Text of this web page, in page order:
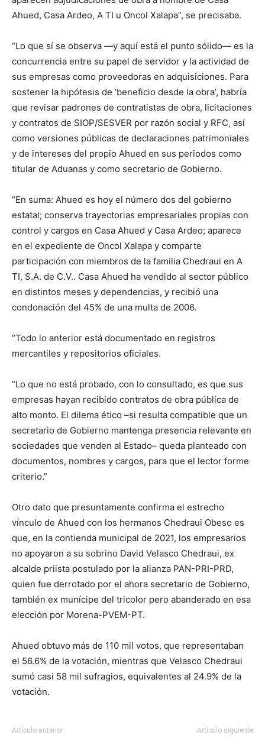
Ahued, Casa Ardeo, A TI u Oncol Xalapa”, se precisaba.
“Lo que sí se observa —y aquí está el punto sólido— es la
concurrencia entre su papel de servidor y la actividad de
sus empresas como proveedoras en adquisiciones. Para
sostener la hipótesis de ‘beneficio desde la obra’, habría
que revisar padrones de contratistas de obra, licitaciones
y contratos de SIOP/SESVER por razón social y RFC, así
como versiones públicas de declaraciones patrimoniales
y de intereses del propio Ahued en sus periodos como
titular de Aduanas y como secretario de Gobierno.
“En suma: Ahued es hoy el número dos del gobierno
estatal; conserva trayectorias empresariales propias con
control y cargos en Casa Ahued y Casa Ardeo; aparece
en el expediente de Oncol Xalapa y comparte
participación con miembros de la familia Chedraui en A
TI, S.A. de C.V.. Casa Ahued ha vendido al sector público
en distintos meses y dependencias, y recibió una
condonación del 45% de una multa de 2006.
“Todo lo anterior está documentado en registros
mercantiles y repositorios oficiales.
“Lo que no está probado, con lo consultado, es que sus
empresas hayan recibido contratos de obra pública de
alto monto. El dilema ético –si resulta compatible que un
secretario de Gobierno mantenga presencia relevante en
sociedades que venden al Estado– queda planteado con
documentos, nombres y cargos, para que el lector forme
criterio.”
Otro dato que presuntamente confirma el estrecho
vínculo de Ahued con los hermanos Chedraui Obeso es
que, en la contienda municipal de 2021, los empresarios
no apoyaron a su sobrino David Velasco Chedraui, ex
alcalde priista postulado por la alianza PAN-PRI-PRD,
quien fue derrotado por el ahora secretario de Gobierno,
también ex munícipe del tricolor pero abanderado en esa
elección por Morena-PVEM-PT.
Ahued obtuvo más de 110 mil votos, que representaban
el 56.6% de la votación, mientras que Velasco Chedraui
sumó casi 58 mil sufragios, equivalentes al 24.9% de la
votación.
Artículo anterior Artículo siguiente